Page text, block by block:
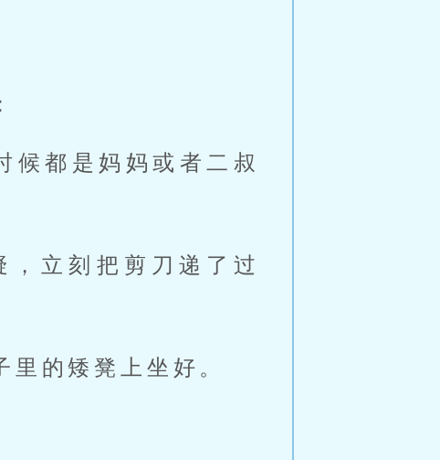
候都是妈妈或者二叔
立刻把剪刀递了过
的矮凳上坐好。